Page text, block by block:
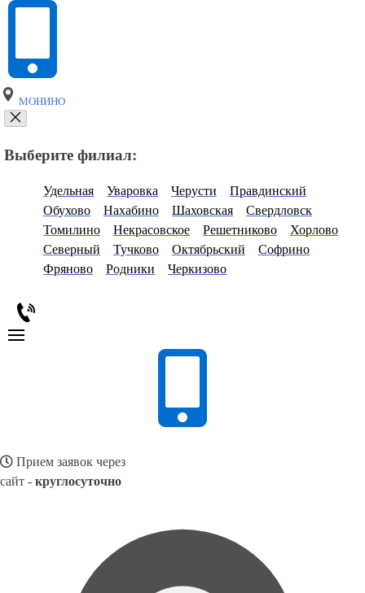
МОНИНО
Выберите филиал:
Удельная Уваровка Черусти
Правдинский
Обухово
Нахабино Шаховская
Свердловск
Томилино
Некрасовское Решетниково
Хорлово
Северный
Тучково Октябрьский
Софрино
Фряново
Родники Черкизово
Прием заявок через
сайт - круглосуточно